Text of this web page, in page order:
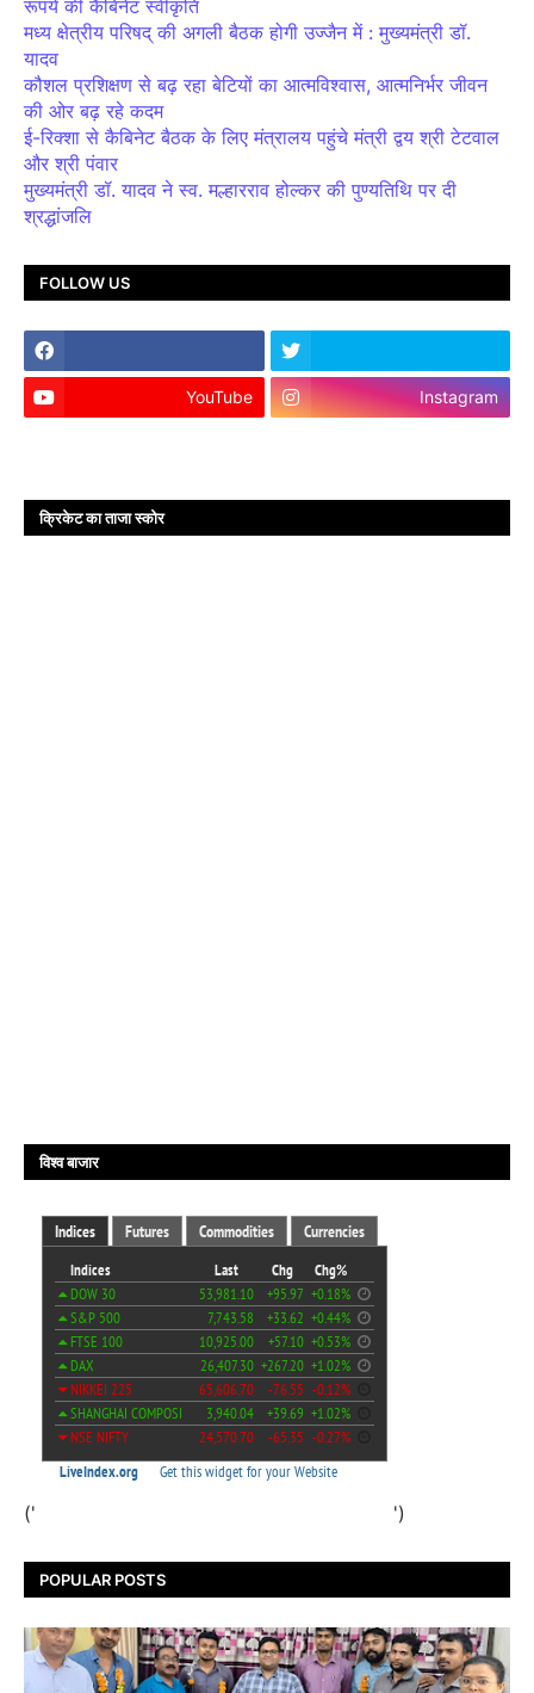
रूपये की कैबिनेट स्वीकृति
मध्य क्षेत्रीय परिषद् की अगली बैठक होगी उज्जैन में : मुख्यमंत्री डॉ.
यादव
कौशल प्रशिक्षण से बढ़ रहा बेटियों का आत्मविश्वास, आत्मनिर्भर जीवन
की ओर बढ़ रहे कदम
ई-रिक्शा से कैबिनेट बैठक के लिए मंत्रालय पहुंचे मंत्री द्वय श्री टेटवाल
और श्री पंवार
मुख्यमंत्री डॉ. यादव ने स्व. मल्हारराव होल्कर की पुण्यतिथि पर दी
श्रद्धांजलि
FOLLOW US
YouTube Instagram
क्रिकेट का ताजा स्कोर
विश्व बाजार
(' ')
POPULAR POSTS